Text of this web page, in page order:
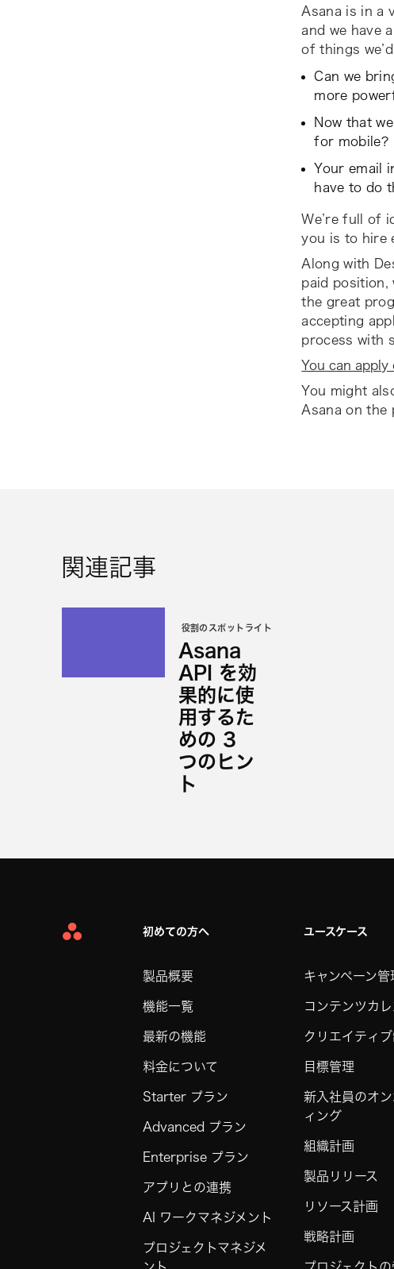
Asana is in a
and we have
of things
Can we
more
Now that
for mobile?
Your email
have to do
We’re full of
you is to hire
Along with
paid position,
the great
accepting
process with
You can
You might
Asana on the
関連記事
役割のスポットライト
Asana
API を効
果的に使
用するた
めの 3
つのヒン
ト
Asana
初めての方へ
製品概要
機能一覧
最新の機能
料金について
Starter プラン
Advanced プラン
Enterprise プラン
アプリとの連携
AI ワークマネジメント
プロジェクトマネジメ
ユースケース
キャンペーン管
コンテンツカレ
クリエイティ
目標管理
新入社員のオ
ィング
組織計画
製品リリース
リソース計画
戦略計画